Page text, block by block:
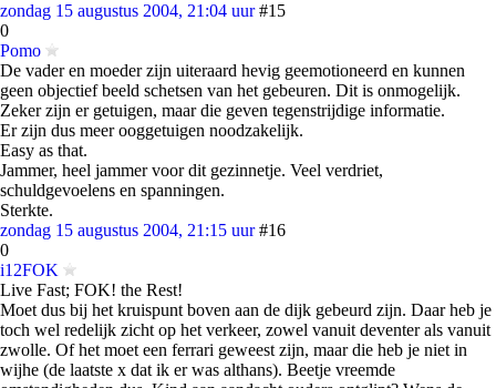
zondag 15 augustus 2004, 21:04 uur #15
0
Pomo
De vader en moeder zijn uiteraard hevig geemotioneerd en kunnen
geen objectief beeld schetsen van het gebeuren. Dit is onmogelijk.
Zeker zijn er getuigen, maar die geven tegenstrijdige informatie.
Er zijn dus meer ooggetuigen noodzakelijk.
Easy as that.
Jammer, heel jammer voor dit gezinnetje. Veel verdriet,
schuldgevoelens en spanningen.
Sterkte.
zondag 15 augustus 2004, 21:15 uur #16
0
i12FOK
Live Fast; FOK! the Rest!
Moet dus bij het kruispunt boven aan de dijk gebeurd zijn. Daar heb je
toch wel redelijk zicht op het verkeer, zowel vanuit deventer als vanuit
zwolle. Of het moet een ferrari geweest zijn, maar die heb je niet in
wijhe (de laatste x dat ik er was althans). Beetje vreemde